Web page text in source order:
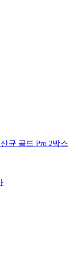
균 골드 Pro 2박스